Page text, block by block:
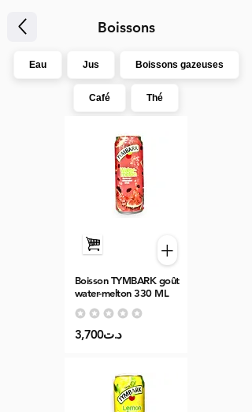
Boissons
Eau Jus Boissons gazeuses
Café Thé
+
Boisson TYMBARK goût
water-melton 330 ML
Aucune note pour le moment
3,700د.ت